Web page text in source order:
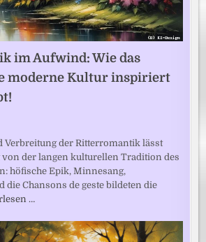
im Aufwind: Wie das
moderne Kultur inspiriert
Verbreitung der Ritterromantik lässt
der langen kulturellen Tradition des
höfische Epik, Minnesang,
die Chansons de geste bildeten die
…